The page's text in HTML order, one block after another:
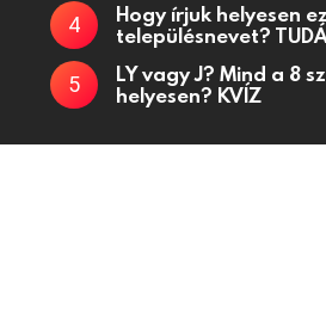
Hogy írjuk helyesen
településnevet?
LY vagy J? Mind a 8
helyesen? KVÍZ